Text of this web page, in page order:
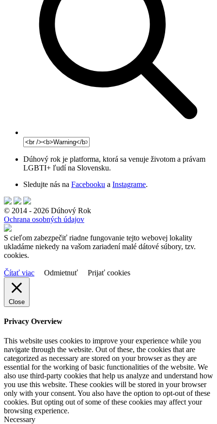
Dúhový rok je platforma, ktorá sa venuje životom a právam
LGBTI+ ľudí na Slovensku.
Sledujte nás na Facebooku a Instagrame.
© 2014 - 2026 Dúhový Rok
Ochrana osobných údajov
S cieľom zabezpečiť riadne fungovanie tejto webovej lokality
ukladáme niekedy na vašom zariadení malé dátové súbory, tzv.
cookies.
Čítať viac Odmietnuť Prijať cookies
Close
Privacy Overview
This website uses cookies to improve your experience while you
navigate through the website. Out of these, the cookies that are
categorized as necessary are stored on your browser as they are
essential for the working of basic functionalities of the website. We
also use third-party cookies that help us analyze and understand how
you use this website. These cookies will be stored in your browser
only with your consent. You also have the option to opt-out of these
cookies. But opting out of some of these cookies may affect your
browsing experience.
Necessary